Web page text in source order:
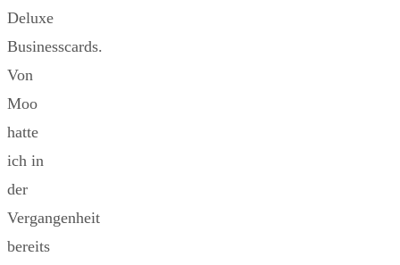
Deluxe
Businesscards.
Von
Moo
hatte
ich in
der
Vergangenheit
bereits